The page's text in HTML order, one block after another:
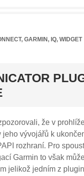
, GARMIN, IQ, WIDGET
že v
jeho vývojářů k
rozhraní. Pro
Garmin to však
jelikož jedním z